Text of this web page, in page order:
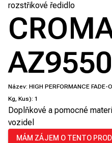
rozstřikové ředidlo
AZ9550
Název: HIGH PERFORMANCE FADE-
Kg, Kus): 1
Doplňkové a pomocné
vozidel
MÁM ZÁJEM O TENTO